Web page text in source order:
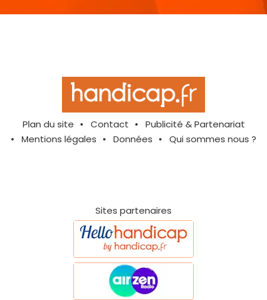
Plan du site Contact
Publicité & Partenariat
Mentions légales
Données Qui sommes nous ?
Sites partenaires